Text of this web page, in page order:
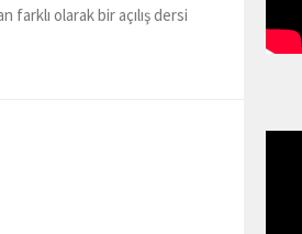
farklı olarak bir açılış dersi